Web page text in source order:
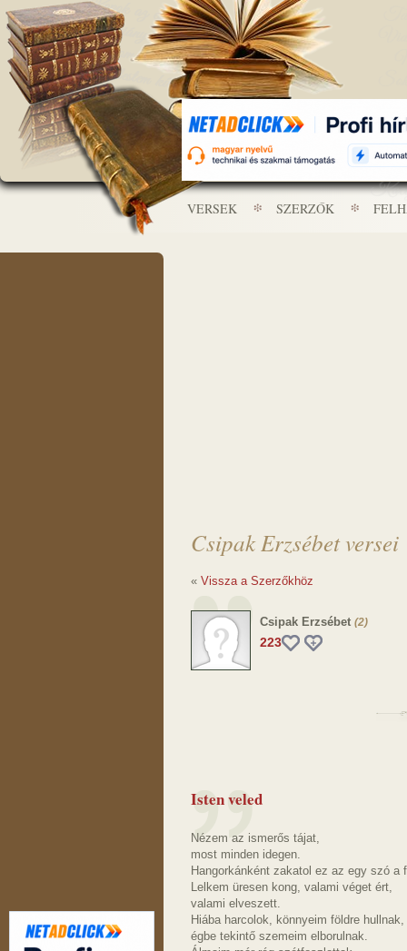
VERSEK SZERZŐK
Csipak Erzsébet versei
« Vissza a Szerzőkhöz
Csipak Erzsébet (2)
223
Isten veled
Nézem az ismerős tájat,
most minden idegen.
Hangorkánként zakatol ez az egy szó a
Lelkem üresen kong, valami véget ért,
valami elveszett.
Hiába harcolok, könnyeim földre hullnak,
égbe tekintő szemeim elborulnak.